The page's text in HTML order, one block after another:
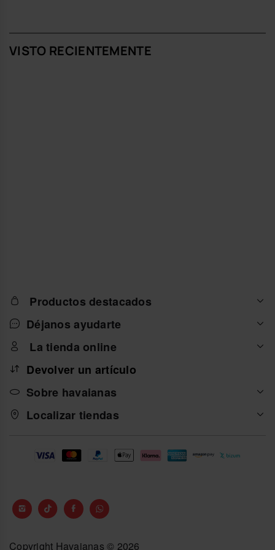
VISTO RECIENTEMENTE
Productos destacados
Déjanos ayudarte
La tienda online
Devolver un artículo
Sobre havaianas
Localizar tiendas
Copyright Havaianas © 2026